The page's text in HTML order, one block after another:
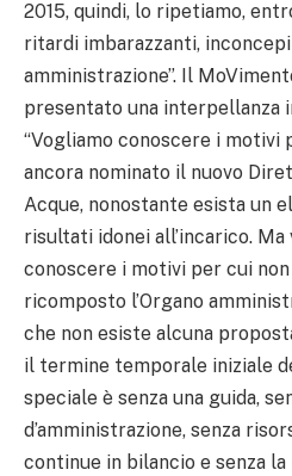
2015, quindi, lo ripetiamo,
ritardi imbarazzanti,
amministrazione”. Il
presentato una interpellanza
“Vogliamo conoscere i motivi
ancora nominato il nuovo
Acque, nonostante esista un
risultati idonei all’incarico. Ma
conoscere i motivi per cui
ricomposto l’Organo
che non esiste alcuna
il termine temporale iniziale
speciale è senza una guida,
d’amministrazione, senza
continue in bilancio e senza